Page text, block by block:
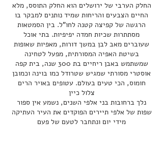
החלק הערבי של ירושלים הוא החלק התוסס, מלא
החיים הצבעים והריחות שמיד נותנים למבקר בו
הרגשה של קפיצה קטנה לחו"ל. בין הסמטאות
מסתתרות שכיות חמדה יפיפיות. בתי אוכל
שעוברים מאב לבן במשך דורות, מאפיות שאופות
בשיטת האפיה המסורתית, מפעל לטחינה
שמשתמש באבן ריחיים בת 300 שנה, בית קפה
אוסטרי מסורתי שמגיש שטרודל כמו בוינה וכמובן
חומוס, הכי טעים בעולם. עטופים באויר הרים
נלך ברחובות בני אלפי השנים, נשמע אין ספור
שפות של אלפי תיירים הפוקדים את העיר העתיקה
מידי יום ונתחבר לטעם של פעם